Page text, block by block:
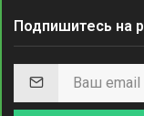
Подпишитесь на